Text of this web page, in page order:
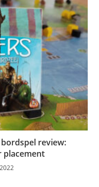
review:
placement